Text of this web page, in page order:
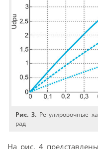
Рис. 3. Регулировочные
рад
На рис. 4